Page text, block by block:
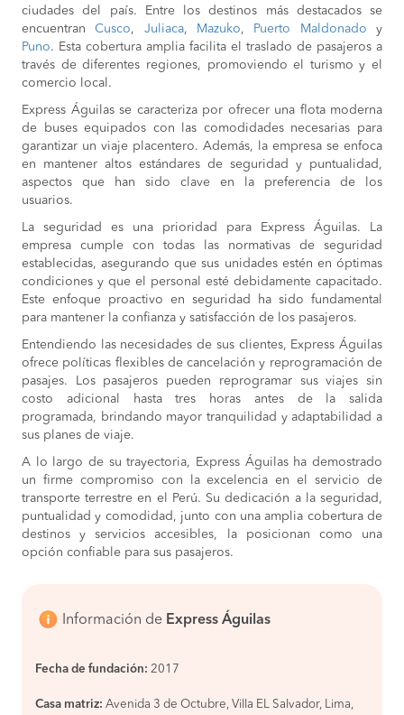
ciudades del país. Entre los destinos más destacados se
encuentranCusco, Juliaca, Mazuko, Puerto Maldonado y
Puno. Esta cobertura amplia facilita el traslado de pasajeros a
través de diferentes regiones, promoviendo el turismo y el
comercio local.
Express Águilas se caracteriza por ofrecer una flota moderna
de buses equipados con las comodidades necesarias para
garantizar un viaje placentero. Además, la empresa se enfoca
en mantener altos estándares de seguridad y puntualidad,
aspectos que han sido clave en la preferencia de los
usuarios.
La seguridad es una prioridad para Express Águilas. La
empresa cumple con todas las normativas de seguridad
establecidas, asegurando que sus unidades estén en óptimas
condiciones y que el personal esté debidamente capacitado.
Este enfoque proactivo en seguridad ha sido fundamental
para mantener la confianza y satisfacción de los pasajeros.
Entendiendo las necesidades de sus clientes, Express Águilas
ofrece políticas flexibles de cancelación y reprogramación de
pasajes. Los pasajeros pueden reprogramar sus viajes sin
costo adicional hasta tres horas antes de la salida
programada, brindando mayor tranquilidad y adaptabilidad a
sus planes de viaje.
A lo largo de su trayectoria, Express Águilas ha demostrado
un firme compromiso con la excelencia en el servicio de
transporte terrestre en el Perú. Su dedicación a la seguridad,
puntualidad y comodidad, junto con una amplia cobertura de
destinos y servicios accesibles, la posicionan como una
opción confiable para sus pasajeros.
Información de Express Águilas
Fecha de fundación: 2017
Casa matriz: Avenida 3 de Octubre, Villa EL Salvador, Lima,